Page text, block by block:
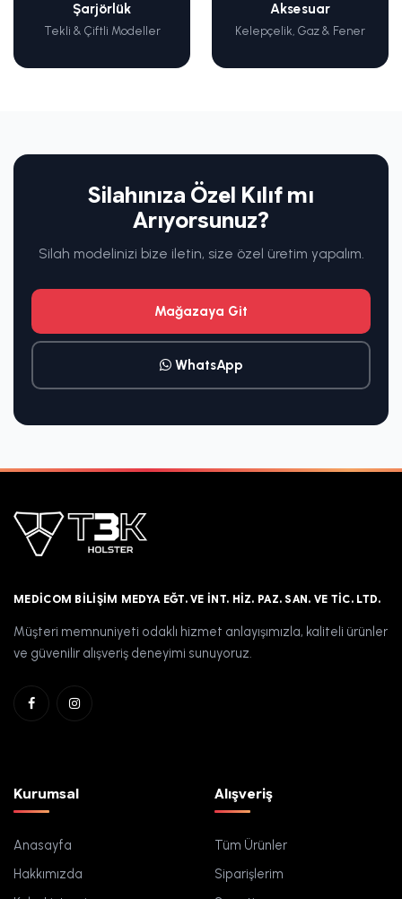
Şarjörlük
Tekli & Çiftli Modeller
Aksesuar
Kelepçelik, Gaz & Fener
Silahınıza Özel Kılıf mı
Arıyorsunuz?
Silah modelinizi bize iletin, size özel üretim yapalım.
Mağazaya Git
WhatsApp
MEDICOM BILIŞIM MEDYA EĞT. VE İNT. HIZ. PAZ. SAN. VE TIC. LTD.
Müşteri memnuniyeti odaklı hizmet anlayışımızla, kaliteli ürünler
ve güvenilir alışveriş deneyimi sunuyoruz.
Kurumsal
Anasayfa
Hakkımızda
Alışveriş
Tüm Ürünler
Siparişlerim